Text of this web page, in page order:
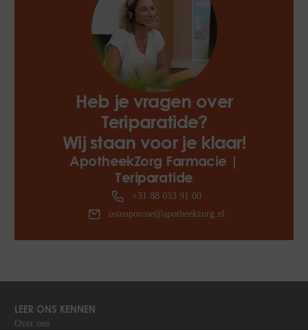
Heb je vragen over
Teriparatide?
Wij staan voor je klaar!
ApotheekZorg Farmacie |
Teriparatide
+31 88 033 91 00
osteoporose@apotheekzorg.nl
LEER ONS KENNEN
Over ons